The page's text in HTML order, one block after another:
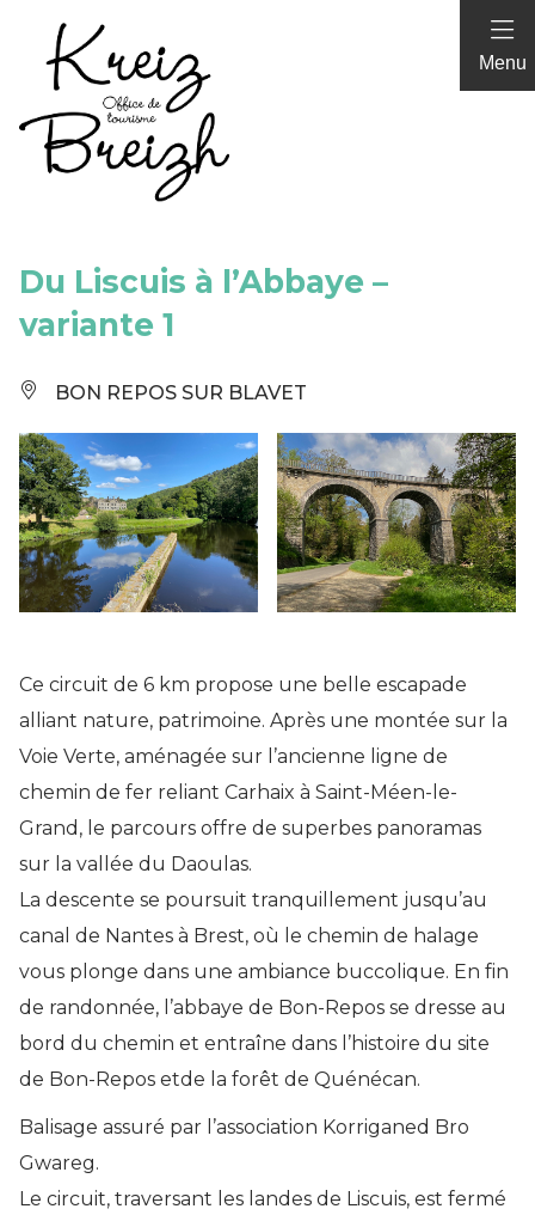
Panneau de gestion des cookies
Menu
Du Liscuis à l’Abbaye –
variante 1
BON REPOS SUR BLAVET
Ce circuit de 6 km propose une belle escapade
alliant nature, patrimoine. Après une montée sur la
Voie Verte, aménagée sur l’ancienne ligne de
chemin de fer reliant Carhaix à Saint-Méen-le-
Grand, le parcours offre de superbes panoramas
sur la vallée du Daoulas.
La descente se poursuit tranquillement jusqu’au
canal de Nantes à Brest, où le chemin de halage
vous plonge dans une ambiance buccolique. En fin
de randonnée, l’abbaye de Bon-Repos se dresse au
bord du chemin et entraîne dans l’histoire du site
de Bon-Repos etde la forêt de Quénécan.
Balisage assuré par l’association Korriganed Bro
Gwareg.
Le circuit, traversant les landes de Liscuis, est fermé